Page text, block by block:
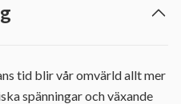
tid blir vår omvärld allt mer
spänningar och växande